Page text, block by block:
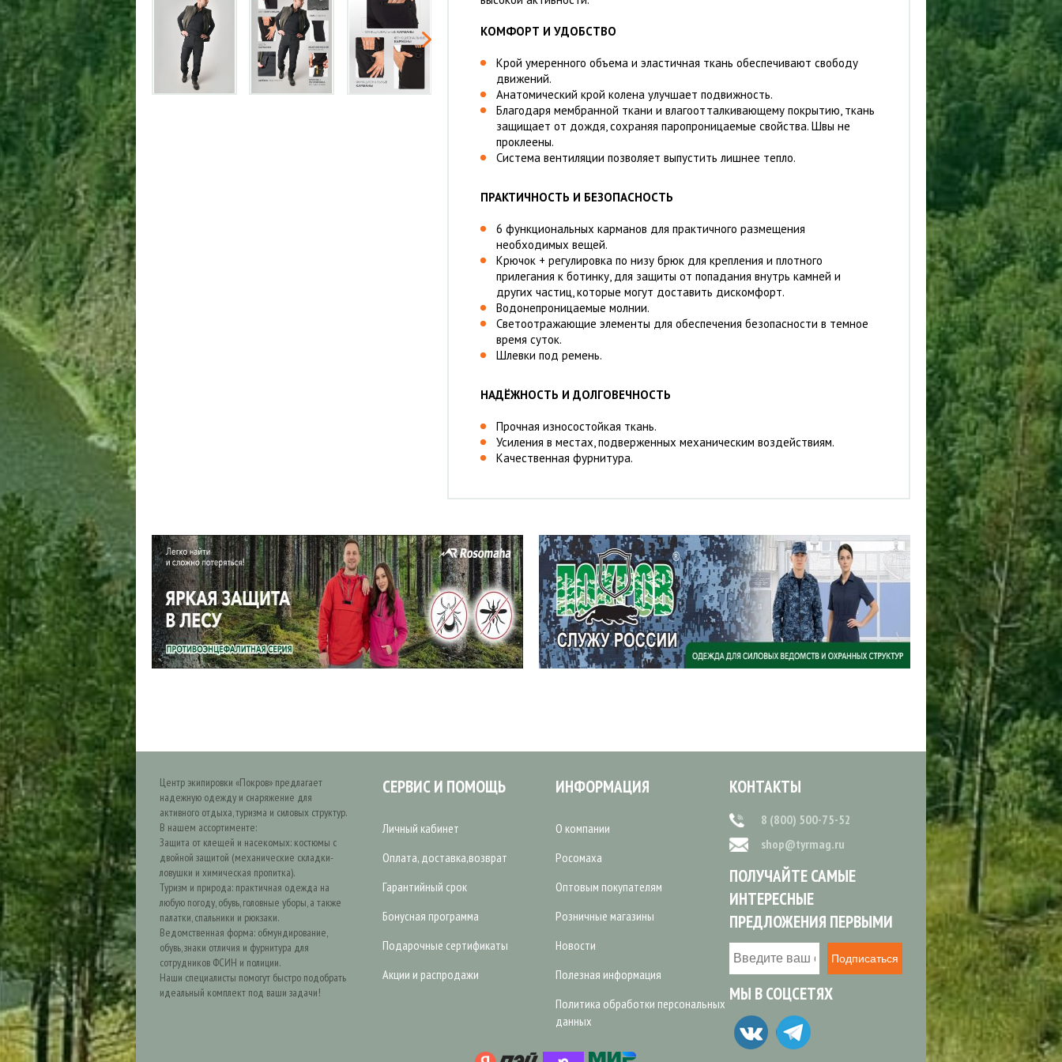
КОМФОРТ И УДОБСТВО
Крой умеренного объема и эластичная ткань обеспечивают свободу
движений.
Анатомический крой колена улучшает подвижность.
Благодаря мембранной ткани и влагоотталкивающему покрытию, ткань
защищает от дождя, сохраняя паропроницаемые свойства. Швы не
проклеены.
Система вентиляции позволяет выпустить лишнее тепло.
ПРАКТИЧНОСТЬ И БЕЗОПАСНОСТЬ
6 функциональных карманов для практичного размещения
необходимых вещей.
Крючок + регулировка по низу брюк для крепления и плотного
прилегания к ботинку, для защиты от попадания внутрь камней и
других частиц, которые могут доставить дискомфорт.
Водонепроницаемые молнии.
Светоотражающие элементы для обеспечения безопасности в темное
время суток.
Шлевки под ремень.
НАДЁЖНОСТЬ И ДОЛГОВЕЧНОСТЬ
Прочная износостойкая ткань.
Усиления в местах, подверженных механическим воздействиям.
Качественная фурнитура.
Центр экипировки «Покров» предлагает
надежную одежду и снаряжение для
активного отдыха, туризма и силовых структур.
В нашем ассортименте:
Защита от клещей и насекомых: костюмы с
двойной защитой (механические складки-
ловушки и химическая пропитка).
Туризм и природа: практичная одежда на
любую погоду, обувь, головные уборы, а также
палатки, спальники и рюкзаки.
Ведомственная форма: обмундирование,
обувь, знаки отличия и фурнитура для
сотрудников ФСИН и полиции.
Наши специалисты помогут быстро подобрать
идеальный комплект под ваши задачи!
СЕРВИС И ПОМОЩЬ
Личный кабинет
Оплата, доставка,возврат
Гарантийный срок
Бонусная программа
Подарочные сертификаты
Акции и распродажи
ИНФОРМАЦИЯ
О компании
Росомаха
Оптовым покупателям
Розничные магазины
Новости
Полезная информация
Политика обработки персональных
данных
КОНТАКТЫ
8 (800) 500-75-52
shop@tyrmag.ru
ПОЛУЧАЙТЕ САМЫЕ
ИНТЕРЕСНЫЕ
ПРЕДЛОЖЕНИЯ ПЕРВЫМИ
Подписаться
МЫ В СОЦСЕТЯХ